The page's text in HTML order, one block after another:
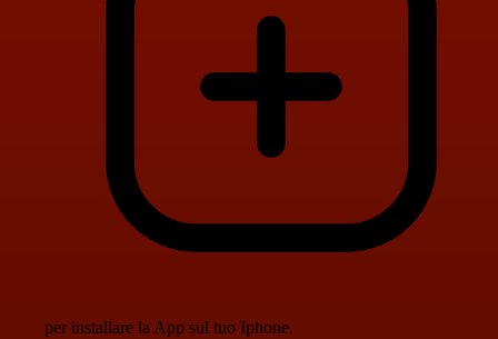
per installare la App sul tuo Iphone.